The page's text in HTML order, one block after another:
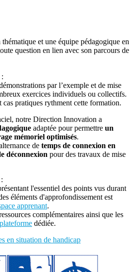
et une équipe pédagogique en
question en lien avec son parcours de
par l’exemple et de mise
exercices individuels ou collectifs.
cas pratiques rythment cette formation.
notre Direction Innovation a
adaptée pour permettre un
mémoriel optimisés.
de temps de connexion en
déconnexion pour des travaux de mise
l'essentiel des points vus durant
éléments d'approfondissement est
apprenant.
complémentaires ainsi que les
plateforme dédiée.
en situation de handicap